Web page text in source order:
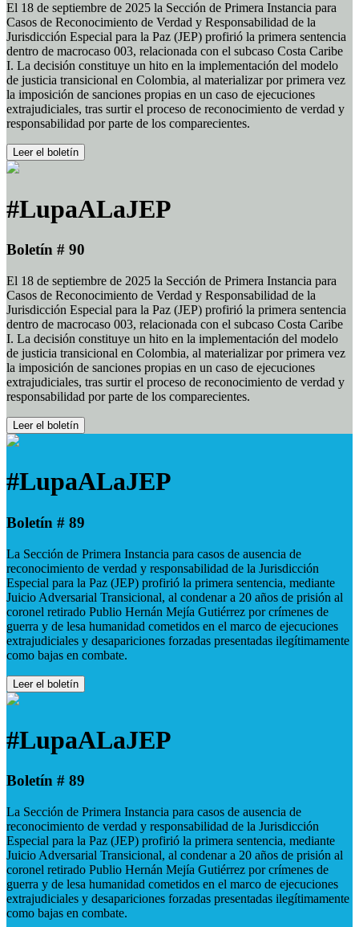
El 18 de septiembre de 2025 la Sección de Primera Instancia para
Casos de Reconocimiento de Verdad y Responsabilidad de la
Jurisdicción Especial para la Paz (JEP) profirió la primera sentencia
dentro de macrocaso 003, relacionada con el subcaso Costa Caribe
I. La decisión constituye un hito en la implementación del modelo
de justicia transicional en Colombia, al materializar por primera vez
la imposición de sanciones propias en un caso de ejecuciones
extrajudiciales, tras surtir el proceso de reconocimiento de verdad y
responsabilidad por parte de los comparecientes.
Leer el boletín
#LupaALaJEP
Boletín # 90
El 18 de septiembre de 2025 la Sección de Primera Instancia para
Casos de Reconocimiento de Verdad y Responsabilidad de la
Jurisdicción Especial para la Paz (JEP) profirió la primera sentencia
dentro de macrocaso 003, relacionada con el subcaso Costa Caribe
I. La decisión constituye un hito en la implementación del modelo
de justicia transicional en Colombia, al materializar por primera vez
la imposición de sanciones propias en un caso de ejecuciones
extrajudiciales, tras surtir el proceso de reconocimiento de verdad y
responsabilidad por parte de los comparecientes.
Leer el boletín
#LupaALaJEP
Boletín # 89
La Sección de Primera Instancia para casos de ausencia de
reconocimiento de verdad y responsabilidad de la Jurisdicción
Especial para la Paz (JEP) profirió la primera sentencia, mediante
Juicio Adversarial Transicional, al condenar a 20 años de prisión al
coronel retirado Publio Hernán Mejía Gutiérrez por crímenes de
guerra y de lesa humanidad cometidos en el marco de ejecuciones
extrajudiciales y desapariciones forzadas presentadas ilegítimamente
como bajas en combate.
Leer el boletín
#LupaALaJEP
Boletín # 89
La Sección de Primera Instancia para casos de ausencia de
reconocimiento de verdad y responsabilidad de la Jurisdicción
Especial para la Paz (JEP) profirió la primera sentencia, mediante
Juicio Adversarial Transicional, al condenar a 20 años de prisión al
coronel retirado Publio Hernán Mejía Gutiérrez por crímenes de
guerra y de lesa humanidad cometidos en el marco de ejecuciones
extrajudiciales y desapariciones forzadas presentadas ilegítimamente
como bajas en combate.